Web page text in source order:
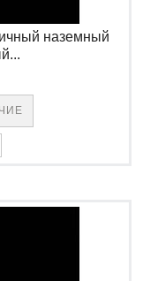
наземный